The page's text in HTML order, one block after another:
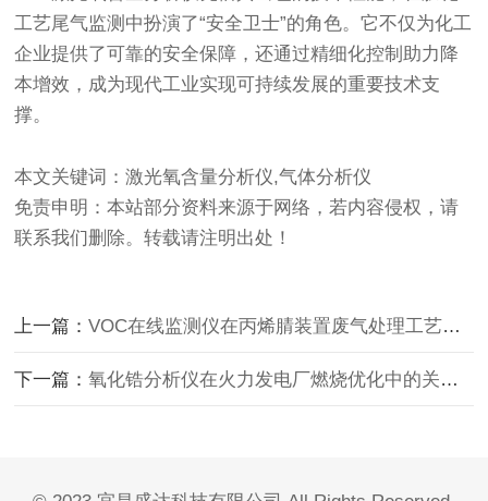
工艺尾气监测中扮演了“安全卫士”的角色。它不仅为化工
企业提供了可靠的安全保障，还通过精细化控制助力降
本增效，成为现代工业实现可持续发展的重要技术支
撑。
本文关键词：激光氧含量分析仪,气体分析仪
免责申明：本站部分资料来源于网络，若内容侵权，请
联系我们删除。转载请注明出处！
上一篇：VOC在线监测仪在丙烯腈装置废气处理工艺中的应用及意义
下一篇：氧化锆分析仪在火力发电厂燃烧优化中的关键技术